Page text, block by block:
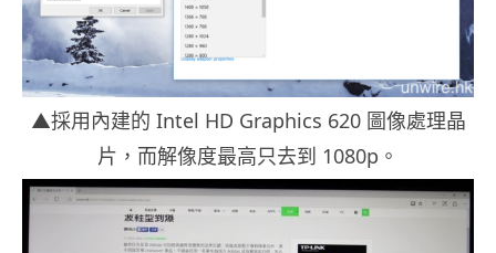
▲採用內建的 Intel HD Graphics 620 圖像處理晶
片，而解像度最高只去到 1080p。